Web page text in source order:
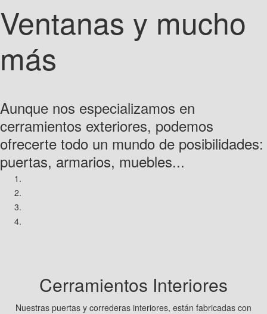
Ventanas y mucho
más
Aunque nos especializamos en
cerramientos exteriores, podemos
ofrecerte todo un mundo de posibilidades:
puertas, armarios, muebles...
Cerramientos Interiores
Nuestras puertas y correderas interiores, están fabricadas con